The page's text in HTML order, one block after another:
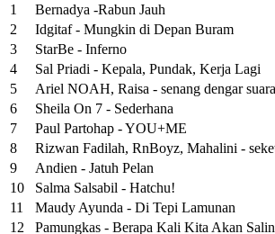
1
Bernadya -Rabun Jauh
2
Idgitaf - Mungkin di Depan Buram
3
StarBe - Inferno
4
Sal Priadi - Kepala, Pundak, Kerja Lagi
5
Ariel NOAH, Raisa - senang dengar
6
Sheila On 7 - Sederhana
7
Paul Partohap - YOU+ME
8
Rizwan Fadilah, RnBoyz, Mahalini -
9
Andien - Jatuh Pelan
10
Salma Salsabil - Hatchu!
11
Maudy Ayunda - Di Tepi Lamunan
12
Pamungkas - Berapa Kali Kita Akan